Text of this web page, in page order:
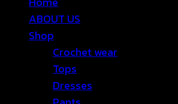
ABOUT US
Shop
Crochet wear
Tops
Dresses